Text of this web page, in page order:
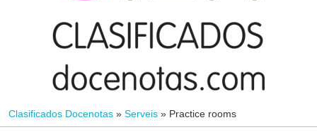
Clasificados Docenotas » Serveis » Practice rooms